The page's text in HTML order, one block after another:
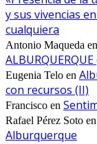
y sus vivencias
cualquiera
Antonio Maqueda en
Eugenia Telo en
con recursos (II)
Francisco en
Rafael Pérez Soto en
Alburquerque